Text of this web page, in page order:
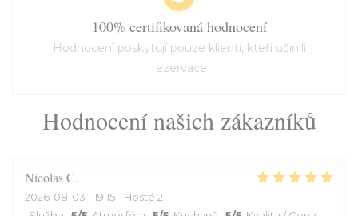
Hodnocení našich zákazníků
NicolasC
2026-08-03 - 19:15 - Hosté 2
100% certifikovaná hodnocení
Hodnocení poskytují pouze klienti, kteří učinili
rezervace